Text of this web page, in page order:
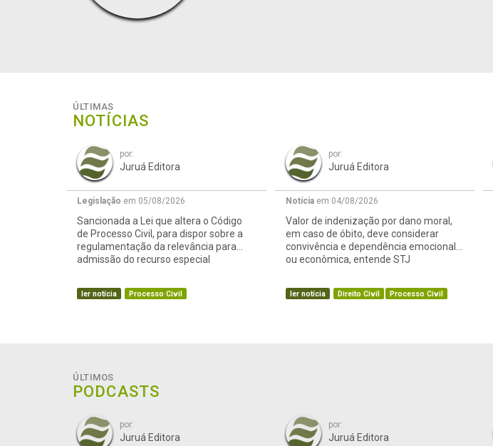
ÚLTIMAS
NOTÍCIAS
por:
Juruá Editora
Legislação em 05/08/2026
Sancionada a Lei que altera o Código
de Processo Civil, para dispor sobre a
regulamentação da relevância para
admissão do recurso especial
ler notícia Processo Civil
por:
Juruá Editora
Notíciaem 04/08/2026
Valor de indenização por dano moral,
em caso de óbito, deve considerar
convivência e dependência emocional
ou econômica, entende STJ
ler notícia Direito Civil Processo Civil
ÚLTIMOS
PODCASTS
por:
Juruá Editora
por:
Juruá Editora